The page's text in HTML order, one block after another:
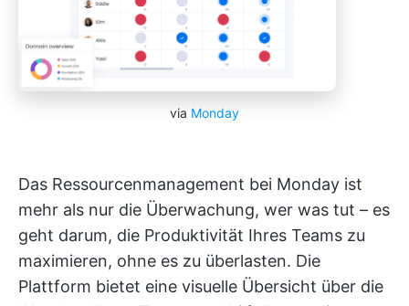
via Monday
Das Ressourcenmanagement bei Monday ist
mehr als nur die Überwachung, wer was tut – es
geht darum, die Produktivität Ihres Teams zu
maximieren, ohne es zu überlasten. Die
Plattform bietet eine visuelle Übersicht über die